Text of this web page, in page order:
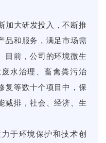
加大研发投入，不断推
品和服务，满足市场需
目前，公司的环境微生
水治理、畜禽粪污治
复等数十个项目中，保
减排，社会、经济、生
于环境保护和技术创